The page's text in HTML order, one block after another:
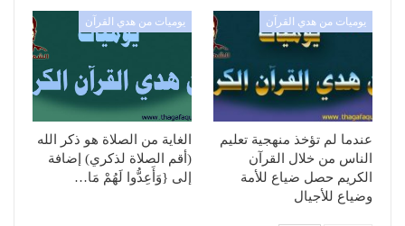
يوميات من هدي القرآن
عندما لم تؤخذ منهجية تعليم
الناس من خلال القرآن
الكريم حصل ضياع للأمة
وضياع للأجيال
يوميات من هدي القرآن
الغاية من الصلاة هو ذكر الله
(أقم الصلاة لذكري) إضافة
إلى {وَأَعِدُّوا لَهُمْ مَا…